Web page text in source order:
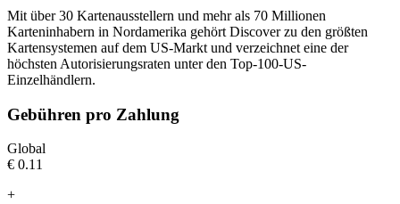
Mit über 30 Kartenausstellern und mehr als 70 Millionen
Karteninhabern in Nordamerika gehört Discover zu den größten
Kartensystemen auf dem US-Markt und verzeichnet eine der
höchsten Autorisierungsraten unter den Top-100-US-
Einzelhändlern.
Gebühren pro Zahlung
Global
€0.11
+